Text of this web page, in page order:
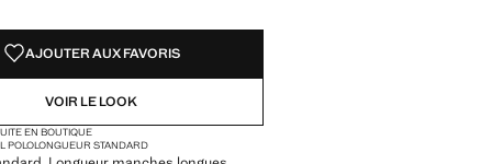
AJOUTER AUX FAVORIS
VOIR LE LOOK
EN BOUTIQUE
POLOLONGUEUR STANDARD